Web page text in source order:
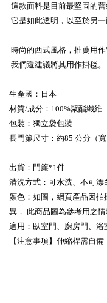
這款面料是目前最堅固的蕾
它是如此透明，以至於另一
時尚的西式風格，推薦用作
我們還建議將其用作掛毯。
生產國：日本
材質/成分：100%聚酯纖維
包裝：獨立袋包裝
長門簾尺寸：約85 公分（
出貨：門簾*1件
清洗方式：可水洗、不可漂
顏色：如圖，網頁產品因
異， 此商品圖為參考用之
適用：臥室門、廚房門、浴
【注意事項】伸縮桿需自